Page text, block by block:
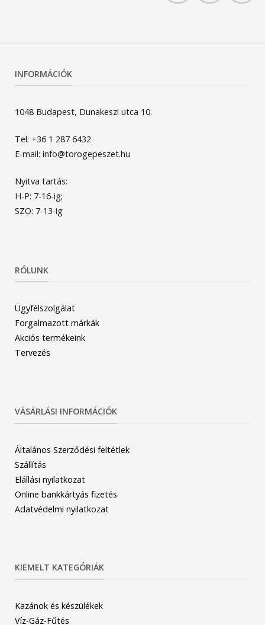
INFORMÁCIÓK
1048 Budapest, Dunakeszi utca 10.
Tel: +36 1 287 6432
E-mail: info@torogepeszet.hu
Nyitva tartás:
H-P: 7-16-ig;
SZO: 7-13-ig
RÓLUNK
Ügyfélszolgálat
Forgalmazott márkák
Akciós termékeink
Tervezés
VÁSÁRLÁSI INFORMÁCIÓK
Általános Szerződési feltétlek
Szállítás
Elállási nyilatkozat
Online bankkártyás fizetés
Adatvédelmi nyilatkozat
KIEMELT KATEGÓRIÁK
Kazánok és készülékek
Víz-Gáz-Fűtés